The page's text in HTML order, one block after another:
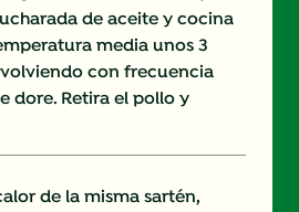
de aceite y cocina
media unos 3
con frecuencia
dore. Retira el pollo y
de la misma sartén,